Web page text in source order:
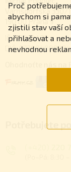
Proč
abychom si
zjistili stav vaší
přihlašovat a
nevhodnou
Varnsdorfská 330/
190 00 Praha 9
IČ: 68874421
DIČ: CZ7804080284
Potřebujete
220